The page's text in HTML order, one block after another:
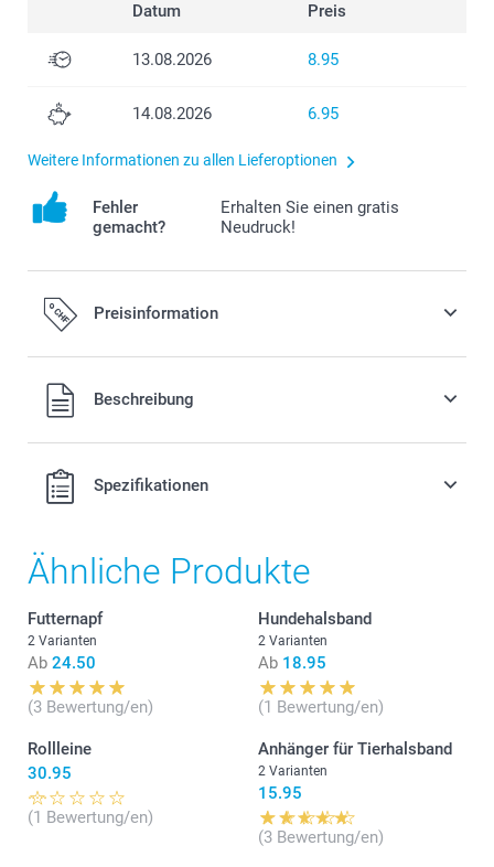
Datum Preis
13.08.2026 8.95
14.08.2026 6.95
Weitere Informationen zu allen Lieferoptionen
Fehler
gemacht?
Erhalten Sie einen gratis
Neudruck!
Preisinformation
Alle Preise verstehen sich in Schweizer Franken (CHF) inkl.
MwSt. und zzgl. Versandkosten.
Beschreibung
Spezifikationen
Ähnliche Produkte
Futternapf
2 Varianten
Ab 24.50
(3 Bewertung/en)
Hundehalsband
2 Varianten
Ab 18.95
(1 Bewertung/en)
Rollleine
30.95
(1 Bewertung/en)
Anhänger für Tierhalsband
2 Varianten
15.95
(3 Bewertung/en)